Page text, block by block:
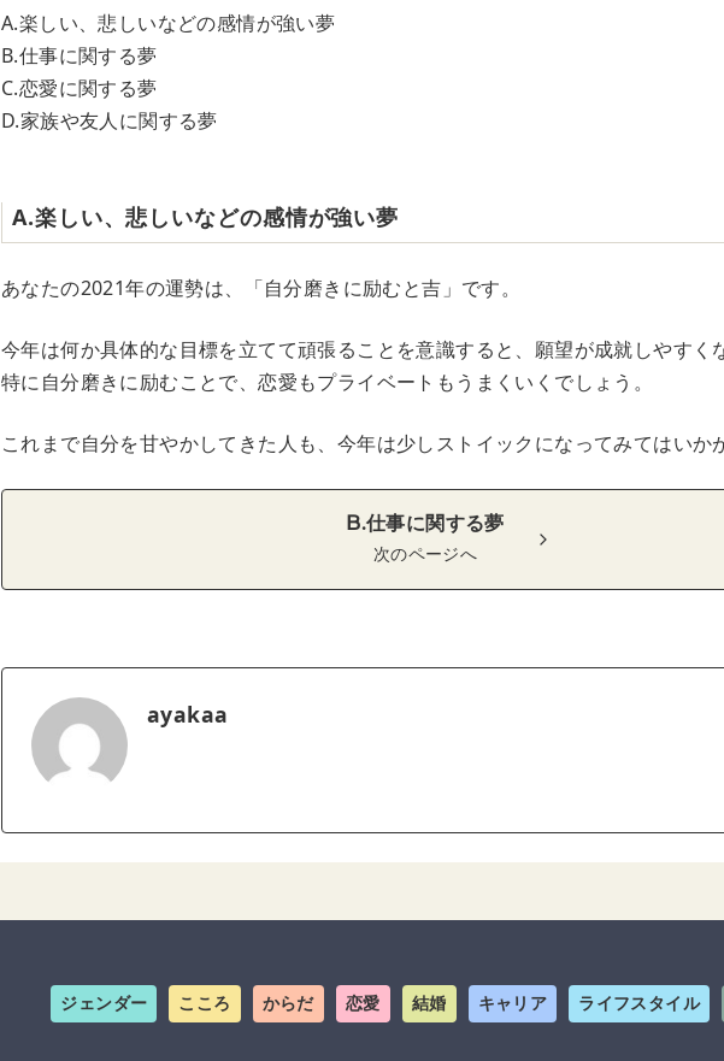
A.楽しい、悲しいなどの感情が強い夢
B.仕事に関する夢
C.恋愛に関する夢
D.家族や友人に関する夢
A.楽しい、悲しいなどの感情が強い夢
あなたの2021年の運勢は、「自分磨きに励むと吉」です。
今年は何か具体的な目標を立てて頑張ることを意識すると、願望が成就しやすく
特に自分磨きに励むことで、恋愛もプライベートもうまくいくでしょう。
これまで自分を甘やかしてきた人も、今年は少しストイックになってみてはいか
B.仕事に関する夢
次のページへ
ayakaa
ジェンダー こころ からだ 恋愛 結婚 キャリア ライフスタイル